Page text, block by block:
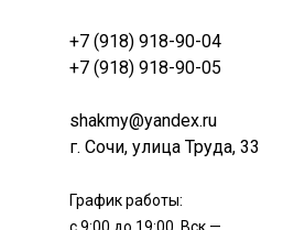
+7 (918) 918-90-04
+7 (918) 918-90-05
shakmy@yandex.ru
г. Сочи, улица Труда, 33
График работы:
с 9:00 до 19:00, Вск —